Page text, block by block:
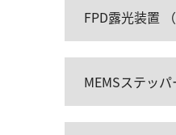
FPD露光装置
MEMSステッ